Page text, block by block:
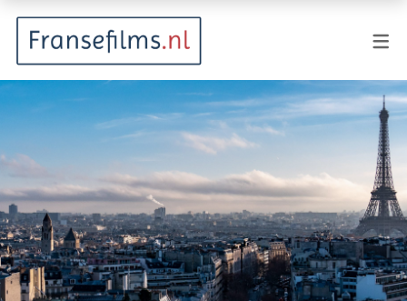
Animatie
Documentaire
Drama
Fantasy